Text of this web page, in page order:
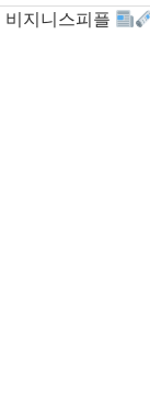
비지니스피플